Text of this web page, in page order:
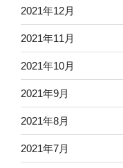
2021年12月
2021年11月
2021年10月
2021年9月
2021年8月
2021年7月